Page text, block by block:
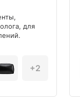
для
+2